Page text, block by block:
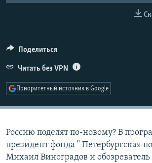
СОЦИАЛЬНЫЕ СЕТИ
Поделиться
Читать без VPN
Приоритетный источник в Google
Россию поделят по-новому? В
президент фонда " Петербургская
Михаил Виноградов и